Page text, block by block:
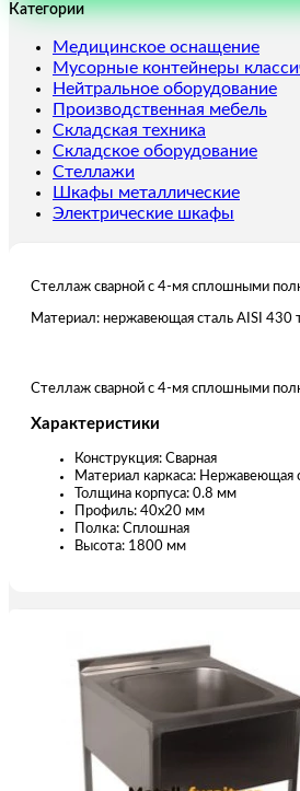
с
мя
сплошными
полками
длина
1100
мм
Категории
Медицинское оснащение
Мусорные контейнеры
Нейтральное оборудование
Производственная мебель
Складская техника
Складское оборудование
Стеллажи
Шкафы металлические
Электрические шкафы
Стеллаж сварной с 4-мя сплошными
Материал: нержавеющая сталь AISI
Стеллаж сварной с 4-мя сплошными
Характеристики
Конструкция: Сварная
Материал каркаса: Нержавеющая
Толщина корпуса: 0.8 мм
Профиль: 40х20 мм
Полка: Сплошная
Высота: 1800 мм